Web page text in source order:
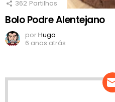
362 Partilhas
Bolo Podre Alentejano
porHugo
6 anos atrás